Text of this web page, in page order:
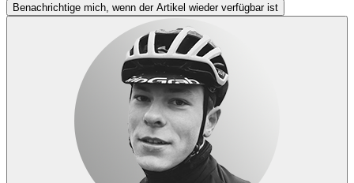
Benachrichtige mich, wenn der Artikel wieder verfügbar ist